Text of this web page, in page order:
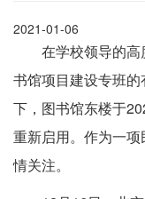
2021-01-06
在学校领导的
书馆项目建设专班
下，图书馆东楼于
重新启用。作为一
情关注。